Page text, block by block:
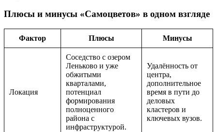
Плюсы и минусы «Самоцветов» в одном взгляде
Фактор Плюсы Минусы
Локация
Соседство с озером
Леньково и уже
обжитыми
кварталами,
потенциал
формирования
полноценного
района с
инфраструктурой.
Удалённость от
центра,
дополнительное
время в пути до
деловых
кластеров и
ключевых вузов.